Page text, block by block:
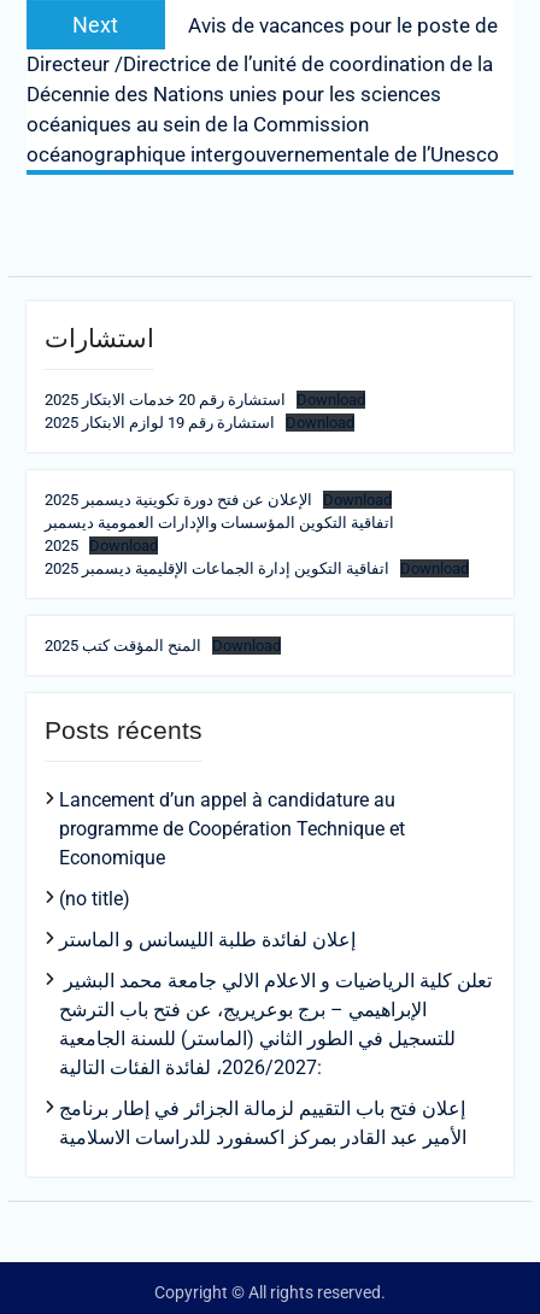
Next
Next
post:
Avis de vacances pour le poste de
Directeur /Directrice de l’unité de coordination de la
Décennie des Nations unies pour les sciences
océaniques au sein de la Commission
océanographique intergouvernementale de l’Unesco
استشارات
استشارة رقم 20 خدمات الابتكار 2025
Download
استشارة رقم 19 لوازم الابتكار 2025
Download
الإعلان عن فتح دورة تكوينية ديسمبر 2025
Download
اتفاقية التكوين المؤسسات والإدارات العمومية ديسمبر
2025
Download
اتفاقية التكوين إدارة الجماعات الإقليمية ديسمبر 2025
Download
المنح المؤقت كتب 2025 Download
Posts récents
Lancement d’un appel à candidature au
programme de Coopération Technique et
Economique
(no title)
إعلان لفائدة طلبة الليسانس و الماستر
الإبراهيمي – برج بوعريريج، عن فتح باب الترشح
للتسجيل في الطور الثاني (الماستر) للسنة الجامعية
2026/2027، لفائدة الفئات التالية:
إعلان فتح باب التقييم لزمالة الجزائر في إطار برنامج
الأمير عبد القادر بمركز اكسفورد للدراسات الاسلامية
Copyright © All rights reserved.